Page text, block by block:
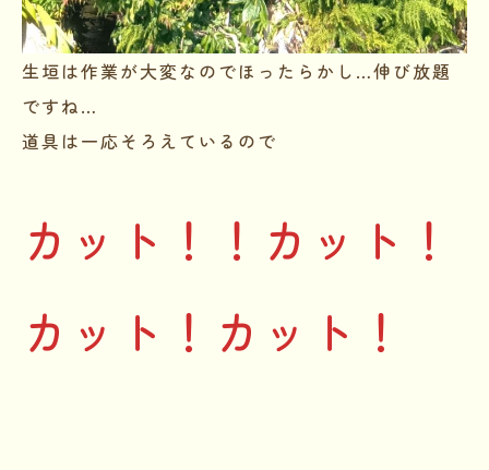
生垣は作業が大変なのでほったらかし…伸び放題
ですね…
道具は一応そろえているので
カット！！カット！
カット！カット！